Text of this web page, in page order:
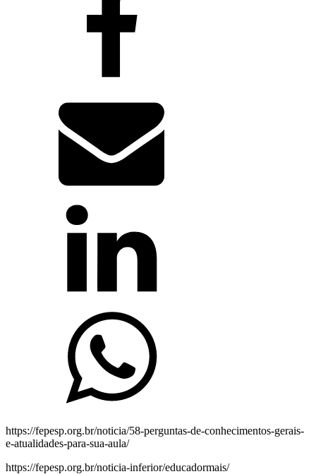
https://fepesp.org.br/noticia/58-perguntas-de-conhecimentos-gerais-
e-atualidades-para-sua-aula/
https://fepesp.org.br/noticia-inferior/educadormais/